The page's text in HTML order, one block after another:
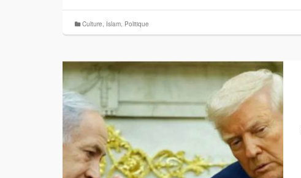
Culture, Islam, Politique